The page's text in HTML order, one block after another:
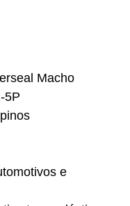
Macho
5P
e